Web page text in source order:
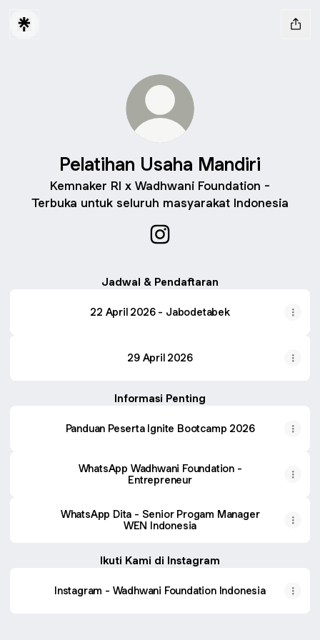
Pelatihan Usaha Mandiri
Kemnaker RI x Wadhwani Foundation -
Terbuka untuk seluruh masyarakat Indonesia
Jadwal & Pendaftaran
22 April 2026 - Jabodetabek
29 April 2026
Informasi Penting
Panduan Peserta Ignite Bootcamp 2026
WhatsApp Wadhwani Foundation -
Entrepreneur
WhatsApp Dita - Senior Progam Manager
WEN Indonesia
Ikuti Kami di Instagram
Instagram - Wadhwani Foundation Indonesia